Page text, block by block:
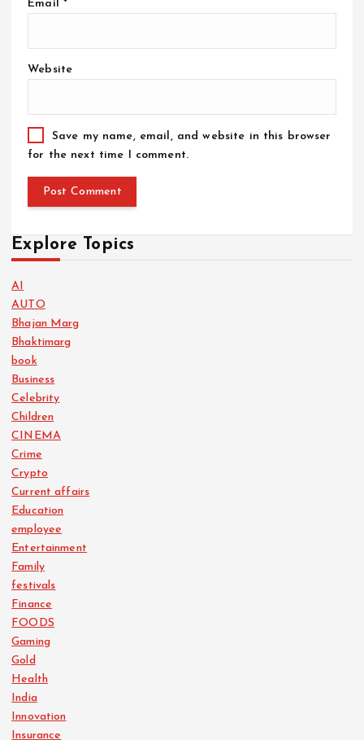
Email *
Website
Save my name, email, and website in this browser
for the next time I comment.
Explore Topics
AI
AUTO
Bhajan Marg
Bhaktimarg
book
Business
Celebrity
Children
CINEMA
Crime
Crypto
Current affairs
Education
employee
Entertainment
Family
festivals
Finance
FOODS
Gaming
Gold
Health
India
Innovation
Insurance